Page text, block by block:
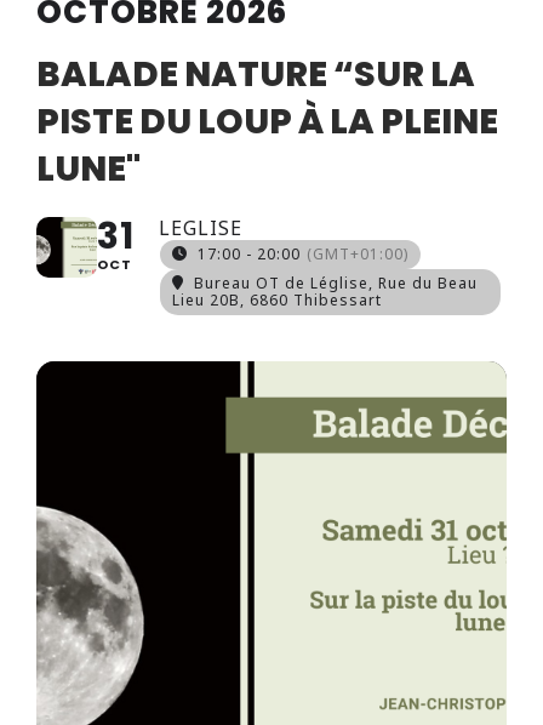
OCTOBRE 2026
BALADE NATURE “SUR LA
PISTE DU LOUP À LA PLEINE
LUNE"
31
OCT
LEGLISE
17:00 - 20:00 (GMT+01:00)
Bureau OT de Léglise, Rue du Beau
Lieu 20B, 6860 Thibessart